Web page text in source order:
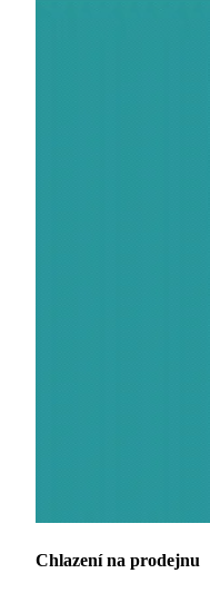
Chlazení na prodejnu